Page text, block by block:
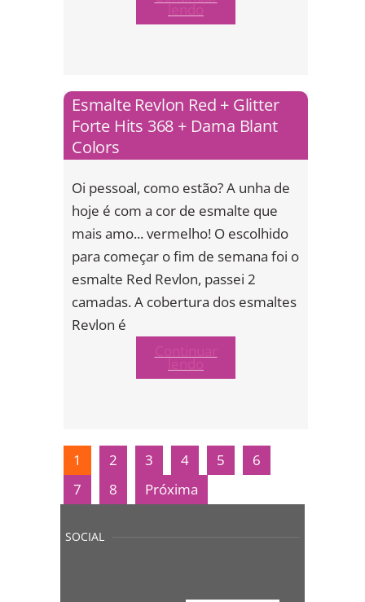
lendo
Esmalte Revlon Red + Glitter
Forte Hits 368 + Dama Blant
Colors
Oi pessoal, como estão? A unha de
hoje é com a cor de esmalte que
mais amo... vermelho! O escolhido
para começar o fim de semana foi o
esmalte Red Revlon, passei 2
camadas. A cobertura dos esmaltes
Revlon é
lendo
1 2 3 4 5
6
7
8 Próxima
SOCIAL